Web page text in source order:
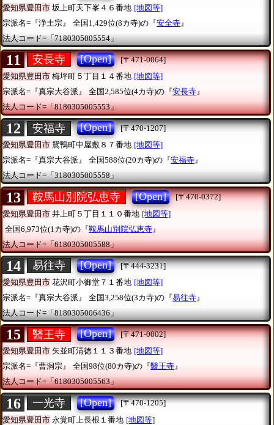
愛知県豊田市 坂上町天下峯４６番地 [地図等]
宗派名=『浄土宗』
全国1,429位(8カ寺)の『安全寺 』
法人コード=「7180305005554」
11 安長寺 [Open]
[〒471-0064]
愛知県豊田市 梅坪町５丁目１４番地 [地図等]
宗派名=『真宗大谷派』
全国2,585位(4カ寺)の『安長寺 』
法人コード=「8180305005553」
12 安福寺 [Open]
[〒470-1207]
愛知県豊田市 鴛鴨町中屋敷８７番地 [地図等]
宗派名=『真宗大谷派』
全国588位(20カ寺)の『安福寺』
法人コード=「3180305005558」
13 鞍馬山別院弘恵寺 [Open]
[〒470-0372]
愛知県豊田市 井上町５丁目１１０番地 [地図等]
全国6,973位(1カ寺)の『鞍馬山別院弘恵寺 』
法人コード=「6180305005588」
14 易往寺 [Open]
[〒444-3231]
愛知県豊田市 花沢町小御堂７１番地 [地図等]
宗派名=『真宗大谷派』
全国3,258位(3カ寺)の『易往寺 』
法人コード=「8180305006436」
15 醫王寺 [Open]
[〒471-0002]
愛知県豊田市 矢並町清徳１１３番地 [地図等]
宗派名=『曹洞宗』
全国98位(80カ寺)の『醫王寺』
法人コード=「6180305005563」
16 一光寺 [Open]
[〒470-1205]
愛知県豊田市 永覚町上長根１番地 [地図等]